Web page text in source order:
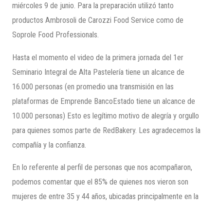
miércoles 9 de junio. Para la preparación utilizó tanto
productos Ambrosoli de Carozzi Food Service como de
Soprole Food Professionals.
Hasta el momento el video de la primera jornada del 1er
Seminario Integral de Alta Pastelería tiene un alcance de
16.000 personas (en promedio una transmisión en las
plataformas de Emprende BancoEstado tiene un alcance de
10.000 personas) Esto es legítimo motivo de alegría y orgullo
para quienes somos parte de RedBakery. Les agradecemos la
compañía y la confianza.
En lo referente al perfil de personas que nos acompañaron,
podemos comentar que el 85% de quienes nos vieron son
mujeres de entre 35 y 44 años, ubicadas principalmente en la